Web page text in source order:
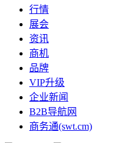
行情
展会
资讯
商机
品牌
VIP升级
企业新闻
B2B导航网
商务通(swt.cm)